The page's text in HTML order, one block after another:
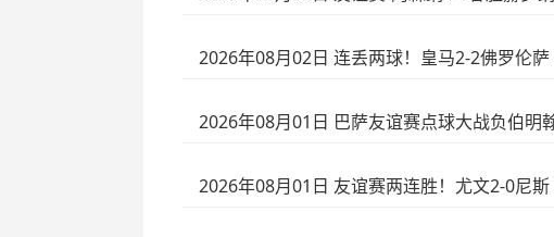
2026年08月02日 连丢两球！皇马2-2佛罗伦
2026年08月01日 巴萨友谊赛点球大战负伯明
2026年08月01日 友谊赛两连胜！尤文2-0尼